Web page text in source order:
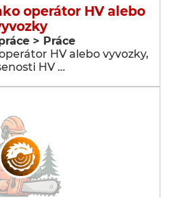
operátor HV alebo
> Práce
HV alebo vyvozky,
HV …